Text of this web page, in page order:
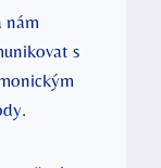
nám
s